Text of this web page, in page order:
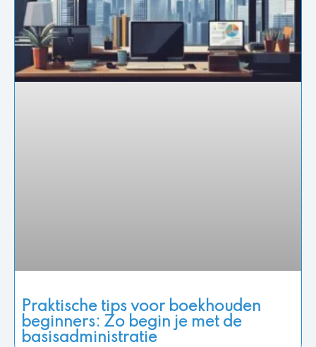
Praktische tips voor boekhouden
beginners: Zo begin je met de
basisadministratie